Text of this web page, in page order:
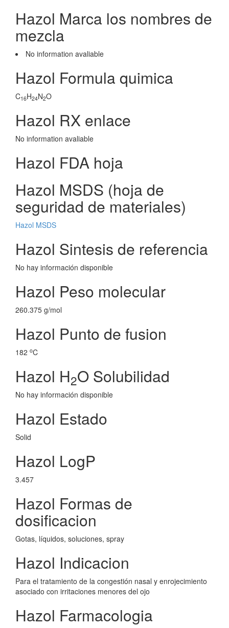
Hazol Marca los nombres de
mezcla
No information avaliable
Hazol Formula quimica
C16H24N2O
Hazol RX enlace
No information avaliable
Hazol FDA hoja
Hazol MSDS (hoja de
seguridad de materiales)
Hazol MSDS
Hazol Sintesis de referencia
No hay información disponible
Hazol Peso molecular
260.375 g/mol
Hazol Punto de fusion
182 oC
Hazol H2O Solubilidad
No hay información disponible
Hazol Estado
Solid
Hazol LogP
3.457
Hazol Formas de
dosificacion
Gotas, líquidos, soluciones, spray
Hazol Indicacion
Para el tratamiento de la congestión nasal y enrojecimiento
asociado con irritaciones menores del ojo
Hazol Farmacologia